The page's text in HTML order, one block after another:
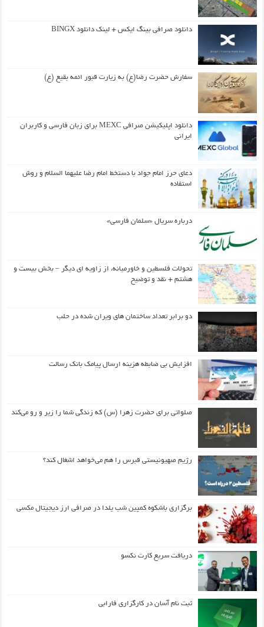
دانلود صرافی بینگ ایکس + لینک دانلود BINGX
سفارش حضرت رضا(ع) به زیارت قبور ائمه بقیع (ع)
دانلود اپلیکیشن صرافی MEXC برای زبان فارسی و کاربران
ایرانی
دعای حرز امام جواد با دستخط امام رضا علیهما السلام و روش
استفاده
درباره سریال «سلمان فارسی»
تحولات فلسطین و خاورمیانه، از زاویه ای دیگر – بخش بیست و
هشتم + نقد و توضیح
دو برابر تعداد ساختمان های ویران شده در حلب
افزایش بی ضابطه هزینه ارسال پیامک بانک رسالت
صلواتی برای حضرت زهرا (س) که زندگی شما را زیر و رو می‌کند
رژیم صهیونیستی قبرس را هم می‌خواهد اشغال کند؟
برگزاری باشکوه کمپین شب یلدا در صرافی ارز دیجیتال مکسی
دریافت سریع کارت نکسو
ثبت نام آسان در کارگزاری فارابی